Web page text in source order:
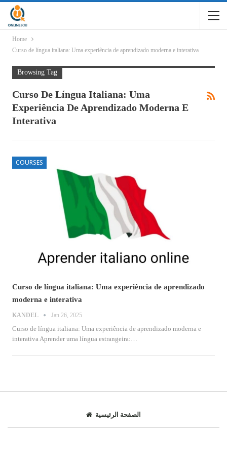
Home
Curso de língua italiana: Uma experiência de aprendizado moderna e interativa
Browsing Tag
Curso De Língua Italiana: Uma
Experiência De Aprendizado Moderna E
Interativa
COURSES
Curso de língua italiana: Uma experiência de aprendizado
moderna e interativa
KANDEL Jan 26, 2025
Curso de língua italiana: Uma experiência de aprendizado moderna e
interativa Aprender uma língua estrangeira:
الصفحة الرئيسية